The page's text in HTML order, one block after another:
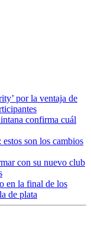
por la ventaja de
confirma cuál
son los cambios
con su nuevo club
en la final de los
de plata